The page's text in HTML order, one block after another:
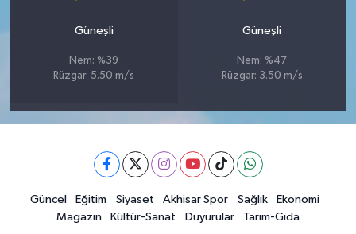
Güneşli
Nem: %39
Rüzgar: 5.50 m/s
Güneşli
Nem: %47
Rüzgar: 3.50 m/s
Güncel Eğitim Siyaset Akhisar Spor Sağlık
Ekonomi
Magazin
Kültür-Sanat Duyurular Tarım-Gıda